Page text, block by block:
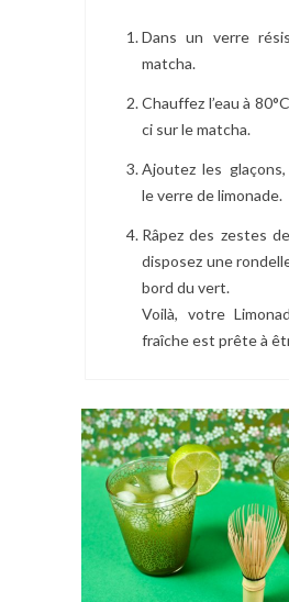
Dans un verre
matcha.
Chauffez l’eau à
ci sur le matcha.
Ajoutez les
le verre de limonade.
Râpez des zestes
disposez une
bord du vert.
Voilà, votre
fraîche est prête à